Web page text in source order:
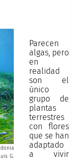
G.
Parecen
algas, pero
en
realidad
son el
único
grupo de
plantas
terrestres
con flores
que se han
adaptado
a vivir